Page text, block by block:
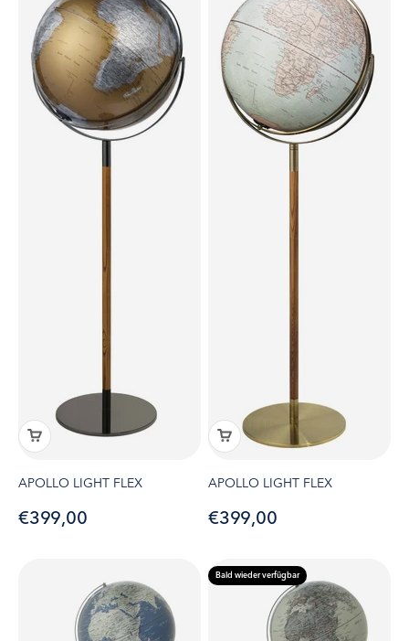
APOLLO LIGHT FLEX
Angebot
€399,00
APOLLO LIGHT FLEX
Angebot
€399,00
Bald wieder verfügbar